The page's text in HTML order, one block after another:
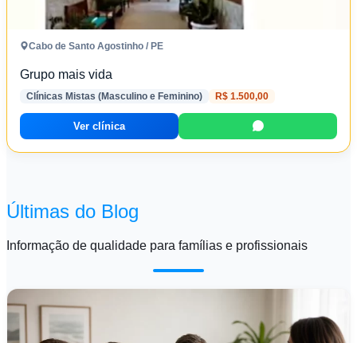
Cabo de Santo Agostinho / PE
Grupo mais vida
Clínicas Mistas (Masculino e Feminino) R$ 1.500,00
Ver clínica
Últimas do Blog
Informação de qualidade para famílias e profissionais